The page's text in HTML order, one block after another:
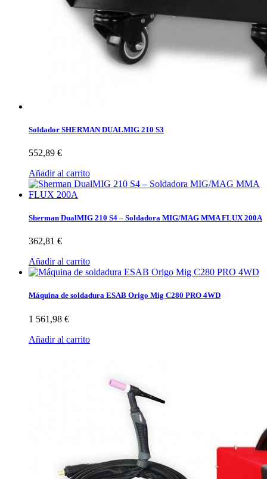
Soldador SHERMAN DUALMIG 210 S3
552,89 €
Añadir al carrito
Sherman DualMIG 210 S4 – Soldadora MIG/MAG MMA FLUX 200A
362,81 €
Añadir al carrito
Máquina de soldadura ESAB Origo Mig C280 PRO 4WD
1 561,98 €
Añadir al carrito